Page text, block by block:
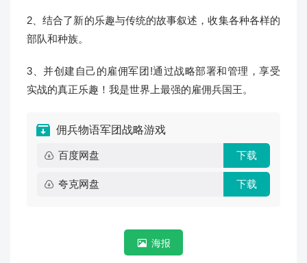
2、结合了新的乐趣与传统的故事叙述，收集各种各样的
部队和种族。
3、并创建自己的雇佣军团!通过战略部署和管理，享受
实战的真正乐趣！我是世界上最强的雇佣兵国王。
佣兵物语军团战略游戏
百度网盘 下载
夸克网盘 下载
海报